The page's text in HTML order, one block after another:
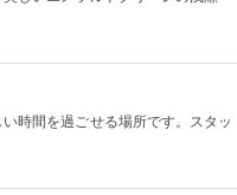
時間を過ごせる場所です。スタッ